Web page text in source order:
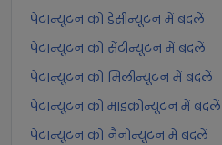
पेटान्यूटन को डेसीन्यूटन में बदलें
पेटान्यूटन को सेंटीन्यूटन में बदलें
पेटान्यूटन को मिलीन्यूटन में बदलें
पेटान्यूटन को माइक्रोन्यूटन में बदलें
पेटान्यूटन को नैनोन्यूटन में बदलें